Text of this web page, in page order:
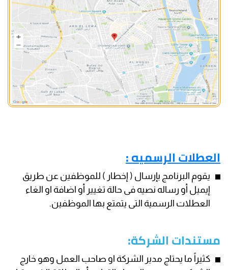
العطلات الرسميه :
يقوم البرنامج بإرسال ( إخطار ) للموظفين عن طريق
إيميل أو رساله نصيه فى حالة تغيير أو اضافة او الغاء
العطلات الرسمية التى يتمتع بها الموظفين.
مستندات الشركة:
كثيراً ما يحتاج مدير الشركة او صاحب العمل وهو خارج